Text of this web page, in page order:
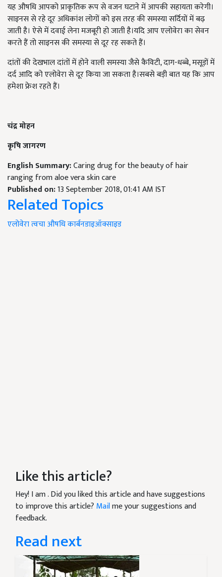
यह औषधि आपको प्राकृतिक रूप से वजन घटाने में आपकी सहायता करेगी।
साइनस से रहे दूर अधिकांश लोगों को इस तरह की समस्या सर्दियों में बढ़
जाती है। ऐसे में दवाई लेना मजबूरी हो जाती है।यदि आप एलोवेरा का सेवन
करते हैं तो साइनस की समस्या से दूर रह सकते हैं।
दांतों की देखभाल दांतों में होने वाली समस्या जैसे कैविटी, दाग-धब्बे, मसूड़ों में
दर्द आदि को एलोवेरा से दूर किया जा सकता है।सबसे बड़ी बात यह कि आप
हमेशा फ्रेश रहते हैं।
चंद्र मोहन
कृषि जागरण
English Summary:Caring drug for the beauty of hair
ranging from aloe vera skin care
Published on:13 September 2018, 01:41 AM IST
Related Topics
एलोवेरात्वचाऔषधिकार्बनडाइऑक्साइड
Like this article?
Hey! I am. Did you liked this article and have suggestions
to improve this article? Mailme your suggestions and
feedback.
Read next